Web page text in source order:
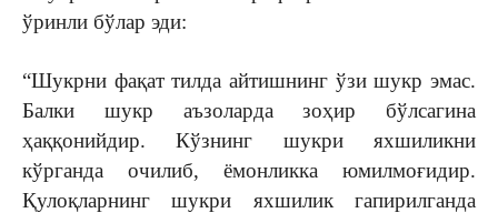
ўринли бўлар эди:
“Шукрни фақат тилда айтишнинг ўзи шукр эмас.
Балки шукр аъзоларда зоҳир бўлсагина
ҳаққонийдир. Кўзнинг шукри яхшиликни
кўрганда очилиб, ёмонликка юмилмоғидир.
Қулоқларнинг шукри яхшилик гапирилганда